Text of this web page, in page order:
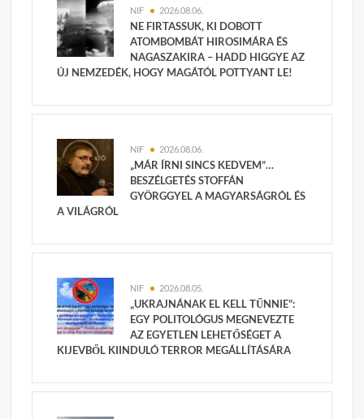
NIF 2026.08.06.
NE FIRTASSUK, KI DOBOTT
ATOMBOMBÁT HIROSIMÁRA ÉS
NAGASZAKIRA – HADD HIGGYE AZ
ÚJ NEMZEDÉK, HOGY MAGÁTÓL POTTYANT LE!
NIF 2026.08.06.
„MÁR ÍRNI SINCS KEDVEM”…
BESZÉLGETÉS STOFFÁN
GYÖRGGYEL A MAGYARSÁGRÓL ÉS
A VILÁGRÓL
NIF 2026.08.05.
„UKRAJNÁNAK EL KELL TŰNNIE”:
EGY POLITOLÓGUS MEGNEVEZTE
AZ EGYETLEN LEHETŐSÉGET A
KIJEVBŐL KIINDULÓ TERROR MEGÁLLÍTÁSÁRA